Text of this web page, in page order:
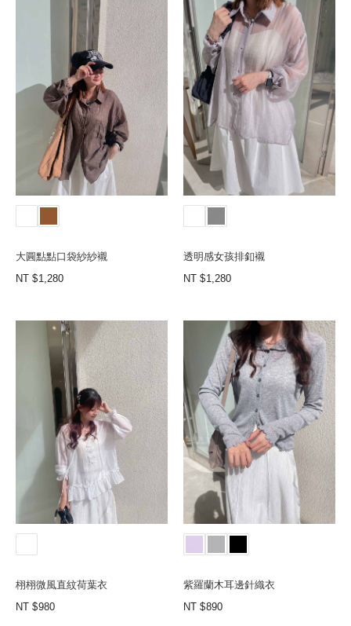
大圓點點口袋紗紗襯
NT
1,280
透明感女孩排釦襯
NT
1,280
栩栩微風直紋荷葉衣
NT
980
紫羅蘭木耳邊針織衣
NT
890